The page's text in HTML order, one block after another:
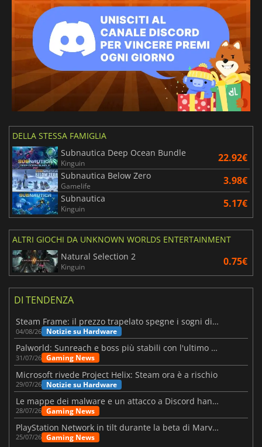
DELLA STESSA FAMIGLIA
Subnautica Deep Ocean Bundle
Kinguin 22.92€
Subnautica Below Zero
Gamelife 3.98€
Subnautica
Kinguin 5.17€
ALTRI GIOCHI DA UNKNOWN WORLDS ENTERTAINMENT
Natural Selection 2
Kinguin 0.75€
DI TENDENZA
Steam Frame: il prezzo trapelato spegne i sogni di un VR economico
04/08/26 Notizie su Hardware
Palworld: Sunreach e boss più stabili con l'ultimo update
31/07/26 Gaming News
Microsoft rivede Project Helix: Steam ora è a rischio
29/07/26 Notizie su Hardware
Le mappe dei malware e un attacco a Discord hanno colpito Meccha Chameleon
28/07/26 Gaming News
PlayStation Network in tilt durante la beta di Marvel Tōkon
25/07/26 Gaming News